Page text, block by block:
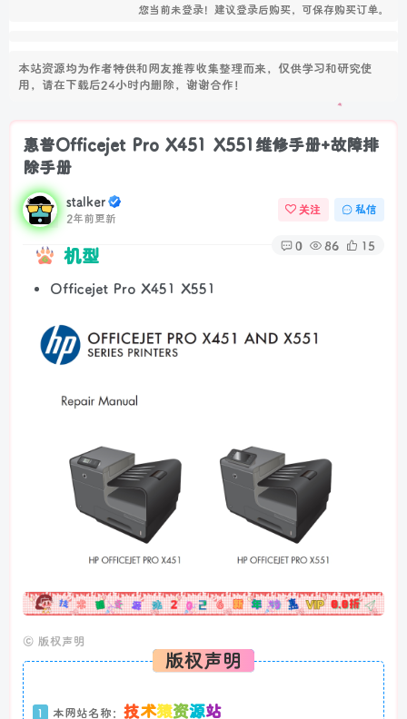
您当前未登录！建议登录后购买，可保存购买订单。
本站资源均为作者特供和网友推荐收集整理而来，仅供学习和研究使
用，请在下载后24小时内删除，谢谢合作！
惠普Officejet Pro X451 X551维修手册+故障排
除手册
stalker
2年前更新
关注 私信
0 86 15
机型
Officejet Pro X451 X551
广告
© 版权声明
版权声明
1 本网站名称： 技术猿资源站